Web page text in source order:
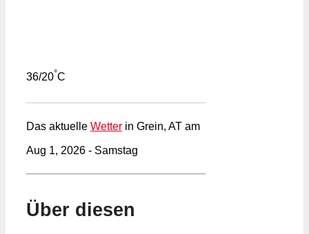
36/20°C
Das aktuelle Wetter in Grein, AT am
Aug 1, 2026 - Samstag
Über diesen